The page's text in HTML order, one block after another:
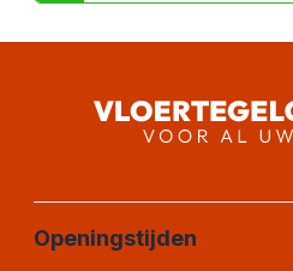
Openingstijden